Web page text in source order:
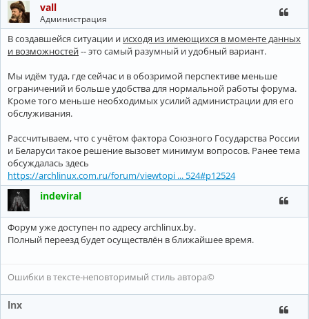
и
та
ц
и
я
ц
vall
Администрация
В создавшейся ситуации и исходя из имеющихся в моменте данных
и возможностей-- это самый разумный и удобный вариант.
Мы идём туда, где сейчас и в обозримой перспективе меньше
ограничений и больше удобства для нормальной работы форума.
Кроме того меньше необходимых усилий администрации для его
обслуживания.
Рассчитываем, что с учётом фактора Союзного Государства России
и Беларуси такое решение вызовет минимум вопросов. Ранее тема
обсуждалась здесь
https://archlinux.com.ru/forum/viewtopi ... 524#p12524
indeviral
Форум уже доступен по адресу archlinux.by.
Полный переезд будет осуществлён в ближайшее время.
Ошибки в тексте-неповторимый стиль автора©
lnx